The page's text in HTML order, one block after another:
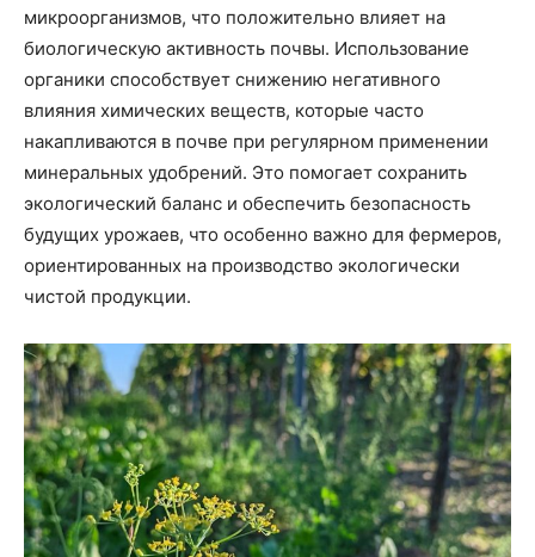
микроорганизмов, что положительно влияет на
биологическую активность почвы. Использование
органики способствует снижению негативного
влияния химических веществ, которые часто
накапливаются в почве при регулярном применении
минеральных удобрений. Это помогает сохранить
экологический баланс и обеспечить безопасность
будущих урожаев, что особенно важно для фермеров,
ориентированных на производство экологически
чистой продукции.